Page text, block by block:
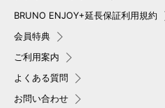
BRUNO ENJOY+延長保証利用規約
会員特典
ご利用案内
よくある質問
お問い合わせ